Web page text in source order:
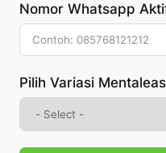
Nomor Whatsapp
Pilih Variasi